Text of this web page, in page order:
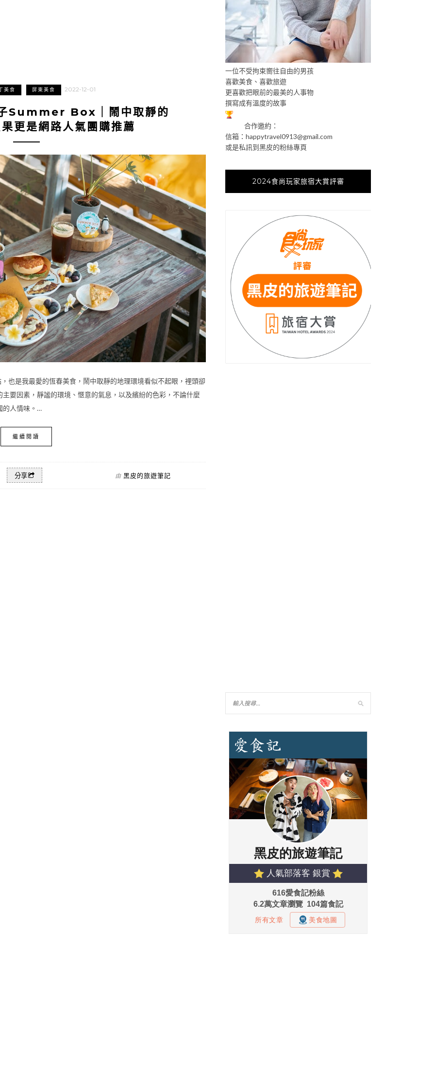
美食 屏東美食 2022-12-01
Summer Box｜鬧中取靜的
更是網路人氣團購推薦
也是我最愛的恆春美食，鬧中取靜的地理環境看似不起眼，裡頭卻
要因素，靜謐的環境、愜意的氣息，以及繽紛的色彩，不論什麼
的人情味。…
繼續閱讀
分享 由 黑皮的旅遊筆記
一位不受拘束嚮往自由的男孩
喜歡美食、喜歡旅遊
更喜歡把眼前的最美的人事物
撰寫成有溫度的故事
合作邀約：
信箱： happytravel0913@gmail.com
或是私訊到黑皮的粉絲專頁
2024食尚玩家旅宿大賞評審